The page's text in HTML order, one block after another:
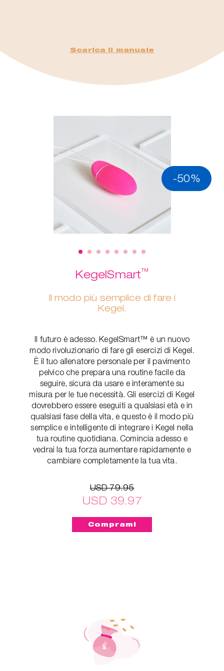
Scarica il manuale
-50%
KegelSmart™
Il modo più semplice di fare i
Kegel.
Il futuro è adesso. KegelSmart™ è un nuovo
modo rivoluzionario di fare gli esercizi di Kegel.
È il tuo allenatore personale per il pavimento
pelvico che prepara una routine facile da
seguire, sicura da usare e interamente su
misura per le tue necessità. Gli esercizi di Kegel
dovrebbero essere eseguiti a qualsiasi età e in
qualsiasi fase della vita, e questo è il modo più
semplice e intelligente di integrare i Kegel nella
tua routine quotidiana. Comincia adesso e
vedrai la tua forza aumentare rapidamente e
cambiare completamente la tua vita.
USD 79.95
USD 39.97